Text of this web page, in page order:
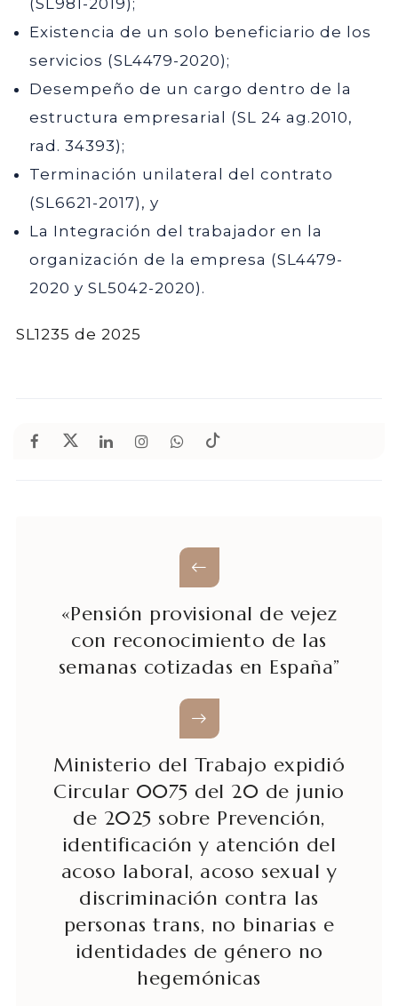
Existencia de un solo beneficiario de los
servicios (SL4479-2020);
Desempeño de un cargo dentro de la
estructura empresarial (SL 24 ag.2010,
rad. 34393);
Terminación unilateral del contrato
(SL6621-2017), y
La Integración del trabajador en la
organización de la empresa (SL4479-
2020 y SL5042-2020).
SL1235 de 2025
«Pensión provisional de vejez
con reconocimiento de las
semanas cotizadas en España”
Ministerio del Trabajo expidió
Circular 0075 del 20 de junio
de 2025 sobre Prevención,
identificación y atención del
acoso laboral, acoso sexual y
discriminación contra las
personas trans, no binarias e
identidades de género no
hegemónicas